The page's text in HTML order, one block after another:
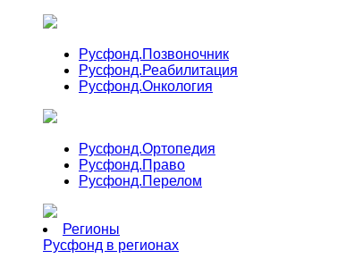
Русфонд.Позвоночник
Русфонд.Реабилитация
Русфонд.Онкология
Русфонд.Ортопедия
Русфонд.Право
Русфонд.Перелом
Регионы
Русфонд в регионах